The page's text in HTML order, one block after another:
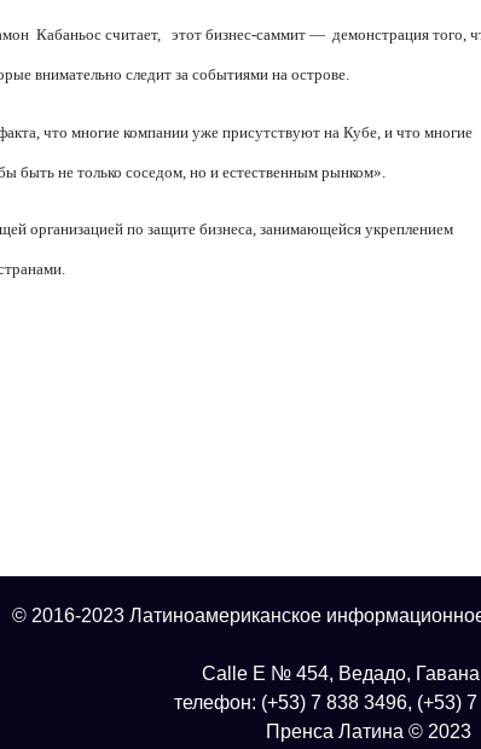
Кабаньос считает, этот бизнес-саммит — демонстрация того,
внимательно следит за событиями на острове.
что многие компании уже присутствуют на Кубе, и что многие
быть не только соседом, но и естественным рынком».
организацией по защите бизнеса, занимающейся укреплением
© 2016-2023 Латиноамериканское
Calle E № 454, Ведадо,
телефон: (+53) 7 838 3496, (+53)
Пренса Латина © 2023